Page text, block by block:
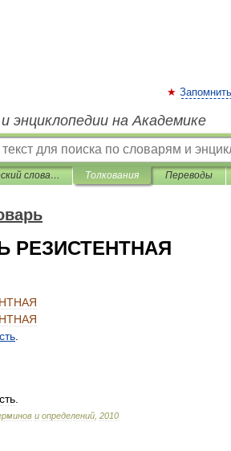
энциклопедии на Академике
Экологический словарь Толкования Переводы
РЕЗИСТЕНТНАЯ
и определений 2010